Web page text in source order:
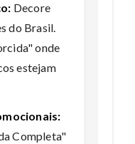
Decore
do Brasil.
onde
estejam
Completa"